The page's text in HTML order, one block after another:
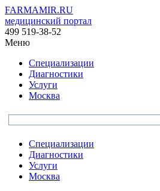
FARMAMIR.RU
медицинский портал
499 519-38-52
Меню
Специализации
Диагностики
Услуги
Москва
Специализации
Диагностики
Услуги
Москва